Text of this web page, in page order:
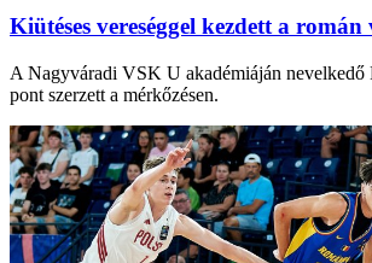
Kiütéses vereséggel kezdett a
A Nagyváradi VSK U akadémiáján
pont szerzett a mérkőzésen.